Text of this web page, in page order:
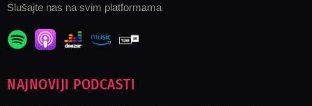
Slušajte nas na svim platformama
NAJNOVIJI PODCASTI